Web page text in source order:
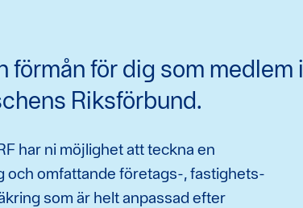
förmån för dig som medlem i
Riksförbund.
har ni möjlighet att teckna en
och omfattande företags-, fastighets-
som är helt anpassad efter